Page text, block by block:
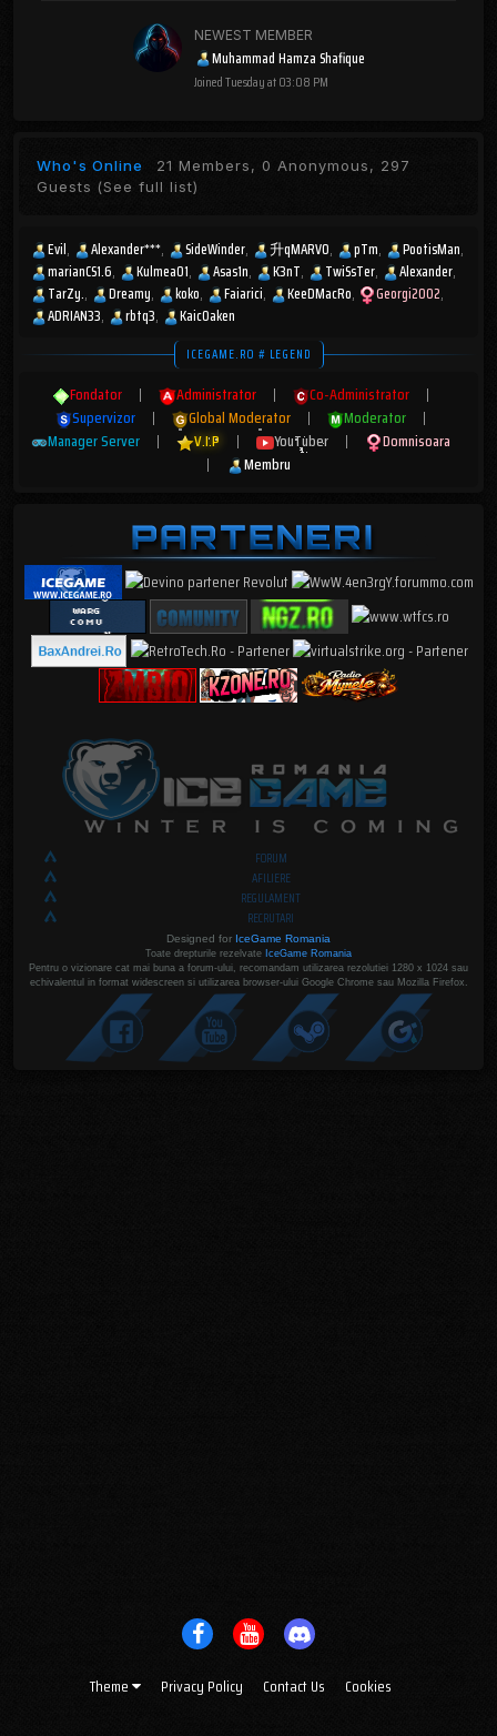
NEWEST MEMBER
Muhammad Hamza Shafique
JoinedTuesday at 03:08 PM
Who's Online 21 Members, 0 Anonymous, 297
Guests (See full list)
Evil Alexander*** SideWinder 升qMARV0 pTm
PootisMan
marianCS1.6
Kulmea01 Asas1n K3nT TwiSsTer
Alexander
TarZy.
Dreamy koko Faiarici KeeDMacRo
Georgi2002
ADRIAN33
rbtq3 KaicOaken
ICEGAME.RO # LEGEND
Fondator | Administrator | Co-Administrator
|
Supervizor
| Global Moderator | Moderator
|
Manager Server
| V.I.P | YouTuber |
Domnisoara
|
Membru
FORUM
AFILIERE
REGULAMENT
RECRUTARI
Designed for IceGame Romania
Toate drepturile rezelvate IceGame Romania
Pentru o vizionare cat mai buna a forum-ului, recomandam utilizarea rezolutiei 1280 x 1024 sau
echivalentul in format widescreen si utilizarea browser-ului Google Chrome sau Mozilla Firefox.
Theme Privacy Policy Contact Us Cookies